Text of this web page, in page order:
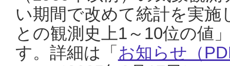
い期間で改めて統計を実
との観測史上1～10位の値
す。詳細は「 お知らせ（